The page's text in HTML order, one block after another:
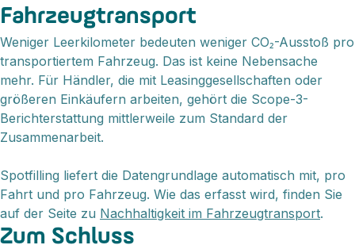
Fahrzeugtransport
Weniger Leerkilometer bedeuten weniger CO₂-Ausstoß pro
transportiertem Fahrzeug. Das ist keine Nebensache
mehr. Für Händler, die mit Leasinggesellschaften oder
größeren Einkäufern arbeiten, gehört die Scope-3-
Berichterstattung mittlerweile zum Standard der
Zusammenarbeit.
Spotfilling liefert die Datengrundlage automatisch mit, pro
Fahrt und pro Fahrzeug. Wie das erfasst wird, finden Sie
auf der Seite zu Nachhaltigkeit im Fahrzeugtransport.
Zum Schluss